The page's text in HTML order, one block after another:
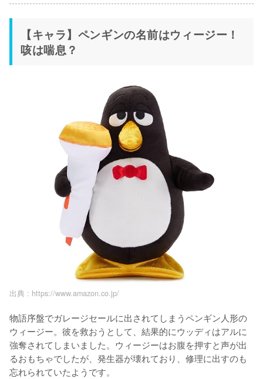
【キャラ】ペンギンの名前はウィージー！
咳は喘息？
出典 : https://www.amazon.co.jp/
物語序盤でガレージセールに出されてしまうペンギン人形の
ウィージー。彼を救おうとして、結果的にウッディはアルに
強奪されてしまいました。ウィージーはお腹を押すと声が出
るおもちゃでしたが、発生器が壊れており、修理に出すのも
忘れられていたようです。